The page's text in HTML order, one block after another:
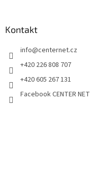
Kontakt
info@centernet.cz
+420 226 808 707
+420 605 267 131
Facebook CENTER NET